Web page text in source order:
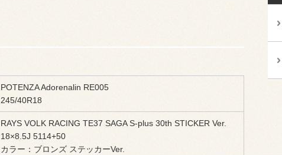
POTENZA Adorenalin RE005
245/40R18
RAYS VOLK RACING TE37 SAGA S-plus 30th STICKER Ver.
18×8.5J 5114+50
カラー：ブロンズ ステッカーVer.